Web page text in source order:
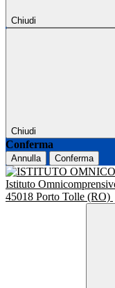
Chiudi
Chiudi
Conferma
Annulla Conferma
Istituto
45018 Porto Tolle (RO)